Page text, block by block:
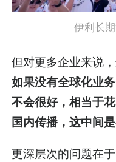
伊利长
但对更多企业来说
如果没有全球化业
不会很好，相当于
国内传播，这中间是
更深层次的问题在